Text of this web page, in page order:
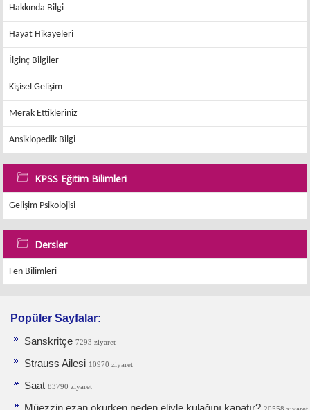
Hakkında Bilgi
Hayat Hikayeleri
İlginç Bilgiler
Kişisel Gelişim
Merak Ettikleriniz
Ansiklopedik Bilgi
KPSS Eğitim Bilimleri
Gelişim Psikolojisi
Dersler
Fen Bilimleri
Popüler Sayfalar:
Sanskritçe 7293 ziyaret
Strauss Ailesi 10970 ziyaret
Saat 83790 ziyaret
Müezzin ezan okurken neden eliyle kulağını kapatır?